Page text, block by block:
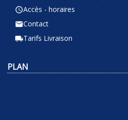
query_builderAccès - horaires
emailContact
local_shippingTarifs Livraison
PLAN